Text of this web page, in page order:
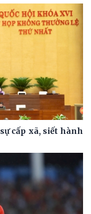
cấp xã, siết hành